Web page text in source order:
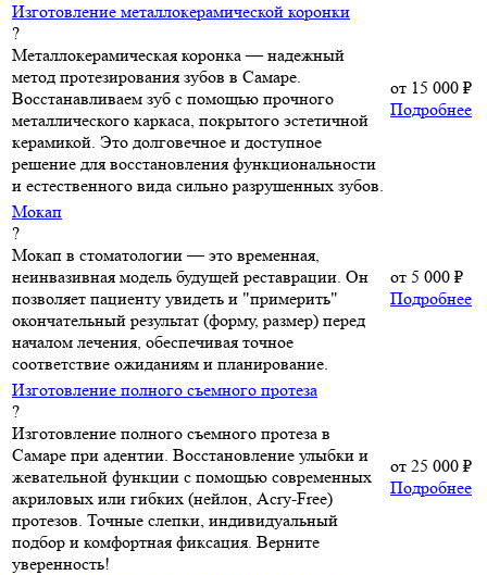
Изготовление металлокерамической коронки
?
Металлокерамическая коронка — надежный
метод протезирования зубов в Самаре.
Восстанавливаем зуб с помощью прочного
металлического каркаса, покрытого эстетичной
керамикой. Это долговечное и доступное
решение для восстановления функциональности
и естественного вида сильно разрушенных зубов.
от 15 000 ₽
Подробнее
Мокап
?
Мокап в стоматологии — это временная,
неинвазивная модель будущей реставрации. Он
позволяет пациенту увидеть и "примерить"
окончательный результат (форму, размер) перед
началом лечения, обеспечивая точное
соответствие ожиданиям и планирование.
от 5 000 ₽
Подробнее
Изготовление полного съемного протеза
?
Изготовление полного съемного протеза в
Самаре при адентии. Восстановление улыбки и
жевательной функции с помощью современных
акриловых или гибких (нейлон, Acry-Free)
протезов. Точные слепки, индивидуальный
подбор и комфортная фиксация. Верните
уверенность!
от 25 000 ₽
Подробнее